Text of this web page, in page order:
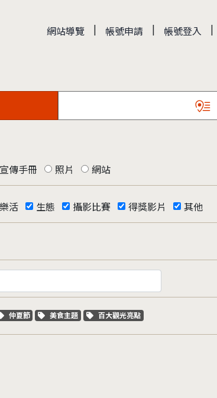
網站導覽 | 帳號申請 | 帳號登入 |
宣傳手冊 照片 網站
樂活 生態 攝影比賽 得獎影片 其他
關鍵字標籤
仲夏節 關鍵字標籤
美食主題 關鍵字標籤
百大觀光亮點